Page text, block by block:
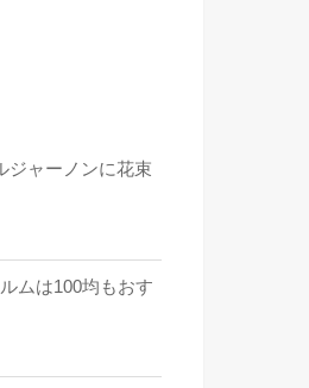
ジャーノンに花束
ムは100均もおす